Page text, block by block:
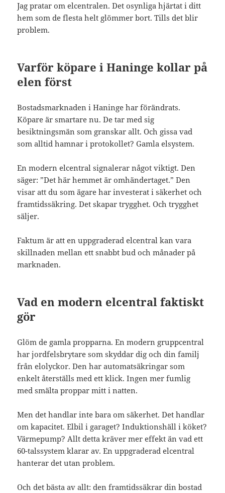
Jag pratar om elcentralen. Det osynliga hjärtat i ditt
hem som de flesta helt glömmer bort. Tills det blir
problem.
Varför köpare i Haninge kollar på
elen först
Bostadsmarknaden i Haninge har förändrats.
Köpare är smartare nu. De tar med sig
besiktningsmän som granskar allt. Och gissa vad
som alltid hamnar i protokollet? Gamla elsystem.
En modern elcentral signalerar något viktigt. Den
säger: ”Det här hemmet är omhändertaget.” Den
visar att du som ägare har investerat i säkerhet och
framtidssäkring. Det skapar trygghet. Och trygghet
säljer.
Faktum är att en uppgraderad elcentral kan vara
skillnaden mellan ett snabbt bud och månader på
marknaden.
Vad en modern elcentral faktiskt
gör
Glöm de gamla propparna. En modern gruppcentral
har jordfelsbrytare som skyddar dig och din familj
från elolyckor. Den har automatsäkringar som
enkelt återställs med ett klick. Ingen mer fumlig
med smälta proppar mitt i natten.
Men det handlar inte bara om säkerhet. Det handlar
om kapacitet. Elbil i garaget? Induktionshäll i köket?
Värmepump? Allt detta kräver mer effekt än vad ett
60-talssystem klarar av. En uppgraderad elcentral
hanterar det utan problem.
Och det bästa av allt: den framtidssäkrar din bostad